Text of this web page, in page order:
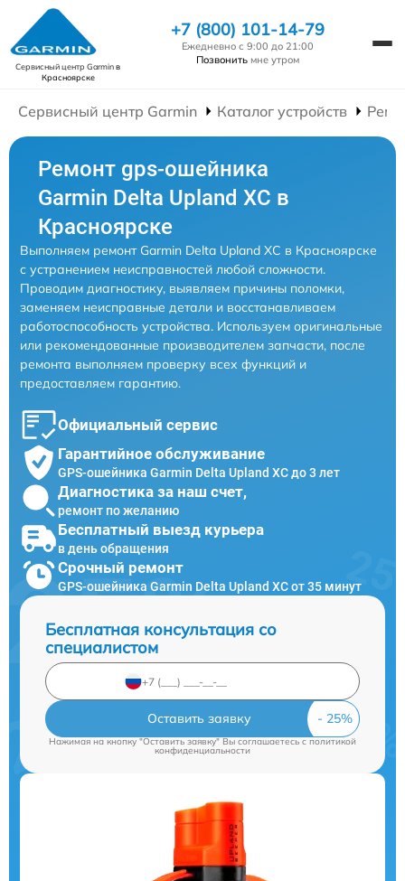
Сервисный центр Garminв
Красноярске
+7 (800) 101-14-79
Ежедневно с 9:00 до 21:00
Позвонить мне утром
Сервисный центр Garmin Каталог устройств
Ремонт gps-ошейника
Garmin Delta Upland XC в
Красноярске
Выполняем ремонт Garmin Delta Upland XC в Красноярске
с устранением неисправностей любой сложности.
Проводим диагностику, выявляем причины поломки,
заменяем неисправные детали и восстанавливаем
работоспособность устройства. Используем оригинальные
или рекомендованные производителем запчасти, после
ремонта выполняем проверку всех функций и
предоставляем гарантию.
Официальный сервис
Гарантийное обслуживание
GPS-ошейника Garmin Delta Upland XC до 3 лет
Диагностика за наш счет,
ремонт по желанию
Бесплатный выезд курьера
в день обращения
Срочный ремонт
GPS-ошейника Garmin Delta Upland XC от 35 минут
Бесплатная консультация со
специалистом
Оставить заявку
Нажимая на кнопку "Оставить заявку" Вы соглашаетесь cполитикой
конфиденциальности